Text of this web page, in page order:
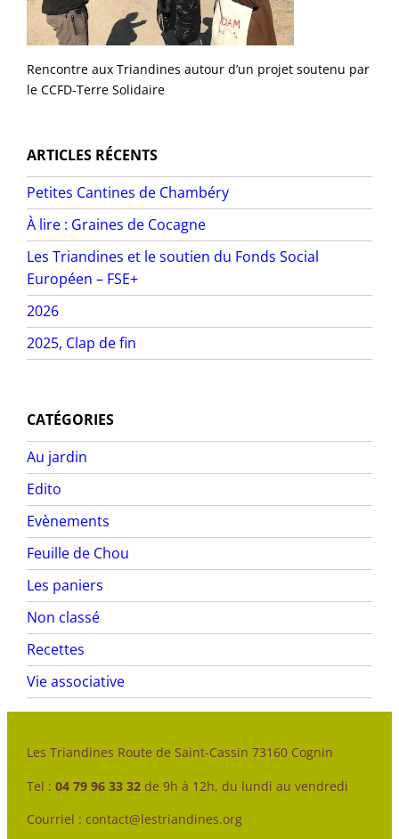
Rencontre aux Triandines autour d’un projet soutenu par
le CCFD-Terre Solidaire
ARTICLES RÉCENTS
Petites Cantines de Chambéry
À lire : Graines de Cocagne
Les Triandines et le soutien du Fonds Social
Européen – FSE+
2026
2025, Clap de fin
CATÉGORIES
Au jardin
Edito
Evènements
Feuille de Chou
Les paniers
Non classé
Recettes
Vie associative
Les Triandines Route de Saint-Cassin 73160 Cognin
Tel :04 79 96 33 32 de 9h à 12h, du lundi au vendredi
Courriel : contact@lestriandines.org